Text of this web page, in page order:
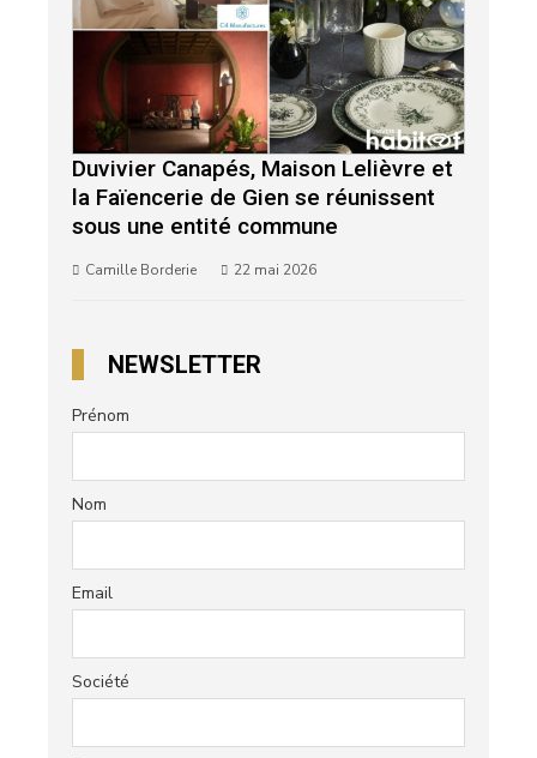
Duvivier Canapés, Maison Lelièvre et
la Faïencerie de Gien se réunissent
sous une entité commune
Camille Borderie 22 mai 2026
NEWSLETTER
Prénom
Nom
Email
Société